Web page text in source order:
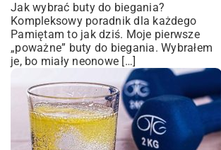
Jak wybrać buty do biegania?
Kompleksowy poradnik dla każdego
Pamiętam to jak dziś. Moje pierwsze
„poważne” buty do biegania. Wybrałem
je, bo miały neonowe […]